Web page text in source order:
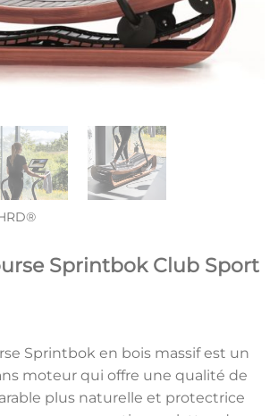
Sprintbok Club Sport
Sprintbok en bois massif est un
moteur qui offre une qualité de
plus naturelle et protectrice